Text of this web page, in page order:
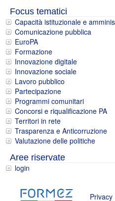
Focus tematici
Capacità istituzionale e
Comunicazione pubblica
EuroPA
Formazione
Innovazione digitale
Innovazione sociale
Lavoro pubblico
Partecipazione
Programmi comunitari
Concorsi e riqualificazione PA
Territori in rete
Trasparenza e Anticorruzione
Valutazione delle politiche
Aree riservate
login
Privacy